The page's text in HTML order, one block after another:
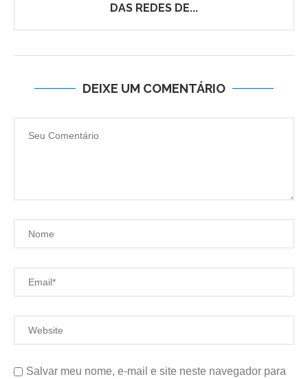
DAS REDES DE...
DEIXE UM COMENTÁRIO
Salvar meu nome, e-mail e site neste navegador para